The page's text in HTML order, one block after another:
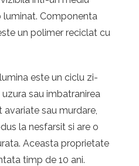
Componenta
un polimer reciclat cu
este un ciclu zi-
sau imbatranirea
avariate sau murdare,
la nesfarsit si are o
Aceasta proprietate
timp de 10 ani.